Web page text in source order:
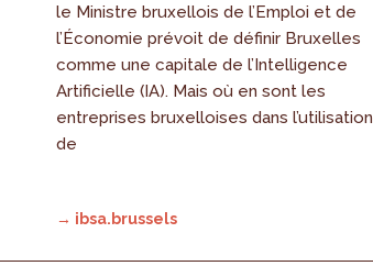
le Ministre bruxellois de l’Emploi et de
l’Économie prévoit de définir Bruxelles
comme une capitale de l’Intelligence
Artificielle (IA). Mais où en sont les
entreprises bruxelloises dans l’utilisation
de
→ ibsa.brussels